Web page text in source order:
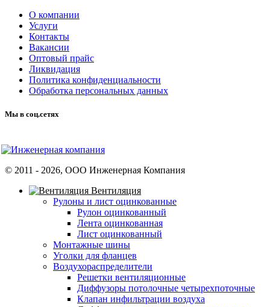
О компании
Услуги
Контакты
Вакансии
Оптовый прайс
Ликвидация
Политика конфиденциальности
Обработка персональных данных
Мы в соц.сетях
© 2011 - 2026, ООО Инженерная Компания
Вентиляция
Рулоны и лист оцинкованные
Рулон оцинкованный
Лента оцинкованная
Лист оцинкованный
Монтажные шины
Уголки для фланцев
Воздухораспределители
Решетки вентиляционные
Диффузоры потолочные четырехпоточные
Клапан инфильтрации воздуха